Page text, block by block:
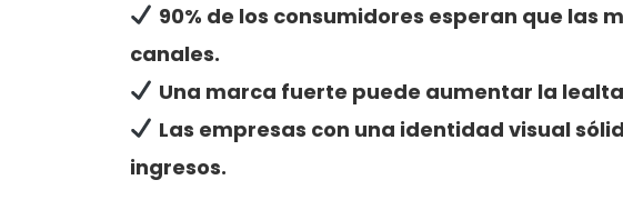
90% de los consumidores esperan que las
canales.
Una marca fuerte puede aumentar la
Las empresas con una identidad visual
ingresos.